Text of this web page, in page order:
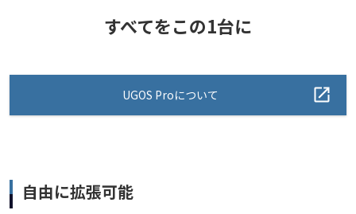
すべてをこの1台に
UGOS Proについて
自由に拡張可能